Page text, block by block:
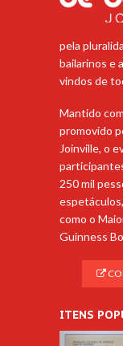
pela
bailarinos e
vindos de
Mantido
promovido
Joinville, o
250 mil
como o
Guinness
ITENS